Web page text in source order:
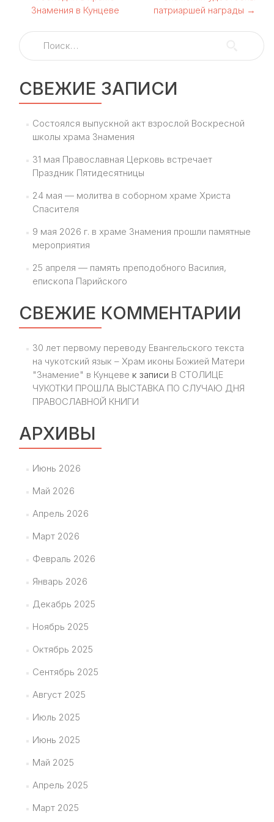
по
записям
Знамения в Кунцеве
патриаршей награды →
Найти:
СВЕЖИЕ ЗАПИСИ
Состоялся выпускной акт взрослой Воскресной
школы храма Знамения
31 мая Православная Церковь встречает
Праздник Пятидесятницы
24 мая — молитва в соборном храме Христа
Спасителя
9 мая 2026 г. в храме Знамения прошли памятные
мероприятия
25 апреля — память преподобного Василия,
епископа Парийского
СВЕЖИЕ КОММЕНТАРИИ
30 лет первому переводу Евангельского текста
на чукотский язык – Храм иконы Божией Матери
"Знамение" в Кунцеве к записи В СТОЛИЦЕ
ЧУКОТКИ ПРОШЛА ВЫСТАВКА ПО СЛУЧАЮ ДНЯ
ПРАВОСЛАВНОЙ КНИГИ
АРХИВЫ
Июнь 2026
Май 2026
Апрель 2026
Март 2026
Февраль 2026
Январь 2026
Декабрь 2025
Ноябрь 2025
Октябрь 2025
Сентябрь 2025
Август 2025
Июль 2025
Июнь 2025
Май 2025
Апрель 2025
Март 2025